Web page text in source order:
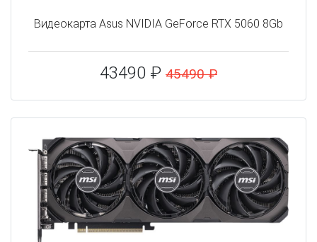
Видеокарта Asus NVIDIA GeForce RTX 5060 8Gb
43490 ₽ 45490 ₽